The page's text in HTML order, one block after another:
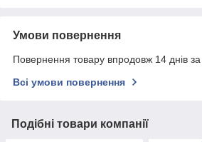
Умови повернення
Повернення товару впродовж 14 днів
Всі умови повернення
Подібні товари компанії